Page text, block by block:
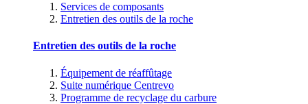
Services de composants
Entretien des outils de la roche
Entretien des outils de la roche
Équipement de réaffûtage
Suite numérique Centrevo
Programme de recyclage du carbure